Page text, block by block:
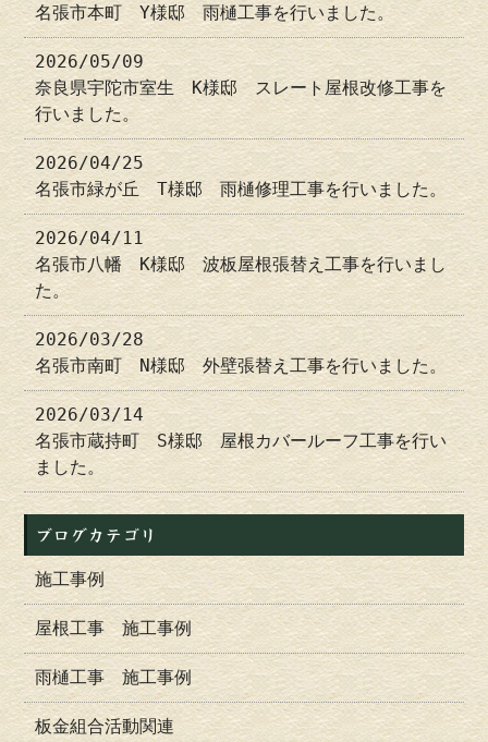
名張市本町 Y様邸 雨樋工事を行いました。
2026/05/09
奈良県宇陀市室生 K様邸 スレート屋根改修工事を
行いました。
2026/04/25
名張市緑が丘 T様邸 雨樋修理工事を行いました。
2026/04/11
名張市八幡 K様邸 波板屋根張替え工事を行いまし
た。
2026/03/28
名張市南町 N様邸 外壁張替え工事を行いました。
2026/03/14
名張市蔵持町 S様邸 屋根カバールーフ工事を行い
ました。
ブログカテゴリ
施工事例
屋根工事 施工事例
雨樋工事 施工事例
板金組合活動関連